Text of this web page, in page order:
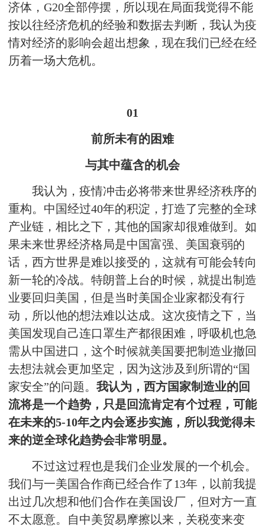
济体，G20全部停摆，所以现在局面我觉得不能
按以往经济危机的经验和数据去判断，我认为疫
情对经济的影响会超出想象，现在我们已经在经
历着一场大危机。
01
前所未有的困难
与其中蕴含的机会
我认为，疫情冲击必将带来世界经济秩序的
重构。中国经过40年的积淀，打造了完整的全球
产业链，相比之下，其他的国家却很难做到。如
果未来世界经济格局是中国富强、美国衰弱的
话，西方世界是难以接受的，这就有可能会转向
新一轮的冷战。特朗普上台的时候，就提出制造
业要回归美国，但是当时美国企业家都没有行
动，所以他的想法难以达成。这次疫情之下，当
美国发现自己连口罩生产都很困难，呼吸机也急
需从中国进口，这个时候就美国要把制造业撤回
去想法就会更加坚定，因为这涉及到所谓的“国
家安全”的问题。 我认为，西方国家制造业的回
流将是一个趋势，只是回流肯定有个过程，可能
在未来的5-10年之内会逐步实施，所以我觉得未
来的逆全球化趋势会非常明显。
不过这过程也是我们企业发展的一个机会。
我们与一美国合作商已经合作了13年，以前我提
出过几次想和他们合作在美国设厂，但对方一直
不太愿意。自中美贸易摩擦以来，关税变来变